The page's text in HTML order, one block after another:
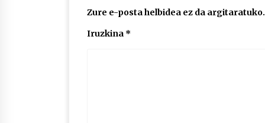
Zure e-posta helbidea ez da argitaratuko.
Iruzkina *